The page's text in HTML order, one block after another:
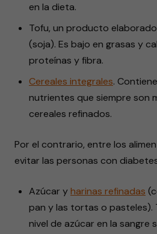
en la dieta.
Tofu, un producto
(soja). Es bajo en grasas y
proteínas y fibra.
Cereales integrales.
nutrientes que siempre son
cereales refinados.
Por el contrario, entre los
evitar las personas con
Azúcar yharinas refinadas
pan y las tortas o pasteles).
nivel de azúcar en la sangre